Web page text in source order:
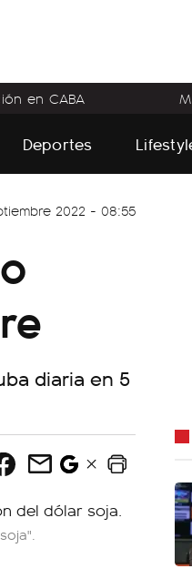
en CABA
Deportes
2022 - 08:55
diaria en 5